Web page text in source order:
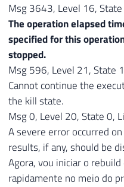
Msg 3643, Level 16,
The operation elapsed
specified for this
stopped.
Msg 596, Level 21, State
Cannot continue the
the kill state.
Msg 0, Level 20, State 0,
A severe error occurred
results, if any, should be
Agora, vou iniciar o
rapidamente no meio do